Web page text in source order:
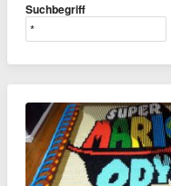
Suchbegriff